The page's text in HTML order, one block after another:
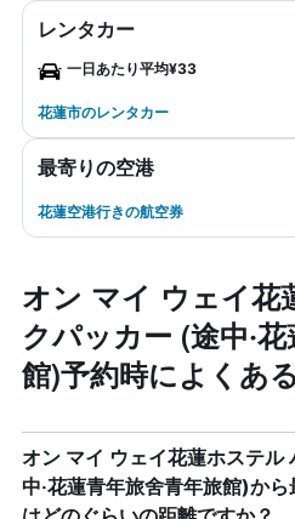
レンタカー
一日あたり平均¥33
花蓮市のレンタカー
最寄りの空港
花蓮空港行きの航空券
オン マイ ウェイ花
クパッカー (途中‧
館)予約時によくあ
オン マイ ウェイ花蓮ホステル
中‧花蓮青年旅舍青年旅館)か